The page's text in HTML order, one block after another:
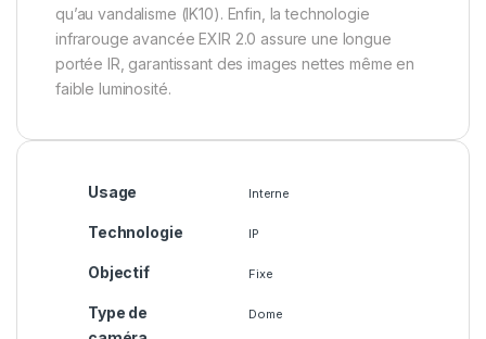
qu’au vandalisme (IK10). Enfin, la technologie
infrarouge avancée EXIR 2.0 assure une longue
portée IR, garantissant des images nettes même en
faible luminosité.
Usage Interne
Technologie IP
Objectif Fixe
Type de
Dome